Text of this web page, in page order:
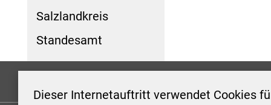
Dieser Internetauftritt verwendet Cookies
Salzlandkreis
Standesamt